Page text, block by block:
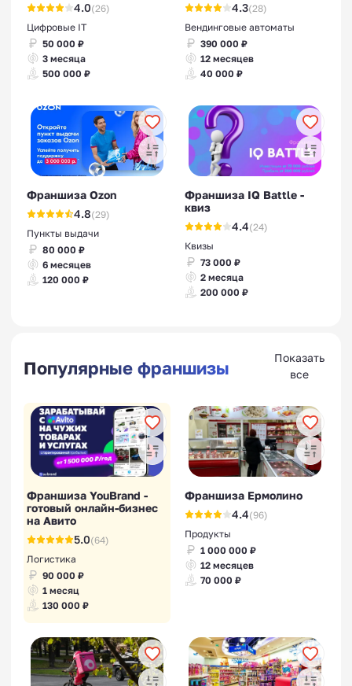
4.0(26)
Цифровые IT
50 000 ₽
3 месяца
500 000 ₽
4.3(28)
Вендинговые автоматы
390 000 ₽
12 месяцев
40 000 ₽
Франшиза Ozon
4.8(29)
Пункты выдачи
80 000 ₽
6 месяцев
120 000 ₽
Франшиза IQ Battle -
квиз
4.4(24)
Квизы
73 000 ₽
2 месяца
200 000 ₽
Популярные франшизы
Показать
все
Франшиза YouBrand -
готовый онлайн-бизнес
на Авито
5.0(64)
Логистика
90 000 ₽
1 месяц
130 000 ₽
Франшиза Ермолино
4.4(96)
Продукты
1 000 000 ₽
12 месяцев
70 000 ₽